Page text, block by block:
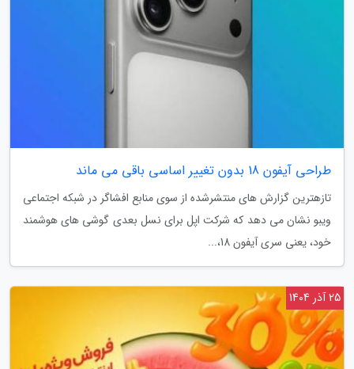
طراحی آیفون 18 بدون تغییر اساسی باقی می ماند
تازهترین گزارش های منتشرشده از سوی منابع افشاگر در شبکه اجتماعی
ویبو نشان می دهد که شرکت اپل برای نسل بعدی گوشی های هوشمند
خود، یعنی سری آیفون 18،...
25 آذر 1404